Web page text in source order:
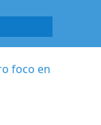
foco en